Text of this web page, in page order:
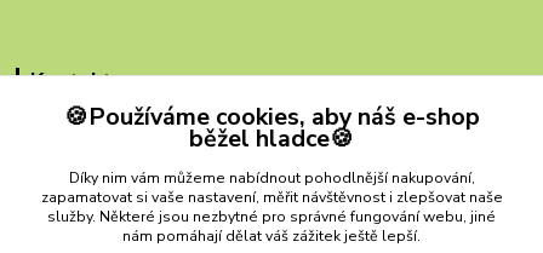
Kontakty
ZB MILVI
+420 607 419 780
(Po-Pá, 9-15 hod.)
zbmilvi@email.cz
🍪Používáme cookies, aby náš e-shop
běžel hladce🍪
Díky nim vám můžeme nabídnout pohodlnější nakupování,
zapamatovat si vaše nastavení, měřit návštěvnost i zlepšovat naše
služby. Některé jsou nezbytné pro správné fungování webu, jiné
nám pomáhají dělat váš zážitek ještě lepší.